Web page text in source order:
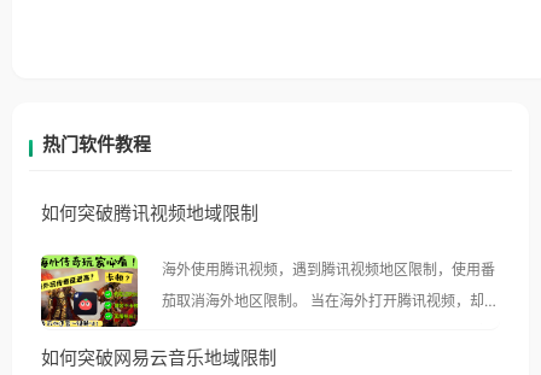
热门软件教程
如何突破腾讯视频地域限制
海外使用腾讯视频，遇到腾讯视频地区限制，使用番
茄取消海外地区限制。 当在海外打开腾讯视频，却突
示语。 海外用户如香港、澳门、台湾、美国、加拿
如何突破网易云音乐地域限制